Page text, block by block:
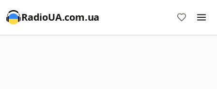
RadioUA.com.ua